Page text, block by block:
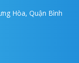
Hòa, Quận Bình